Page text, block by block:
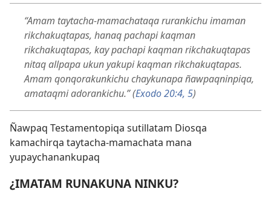
“Amam taytacha-mamachataqa rurankichu imaman
rikchakuqtapas, hanaq pachapi kaqman
rikchakuqtapas, kay pachapi kaqman rikchakuqtapas
nitaq allpapa ukun yakupi kaqman rikchakuqtapas.
Amam qonqorakunkichu chaykunapa ñawpaqninpiqa,
amataqmi adorankichu.” (Exodo 20:4, 5)
Ñawpaq Testamentopiqa sutillatam Diosqa
kamachirqa taytacha-mamachata mana
yupaychanankupaq
¿IMATAM RUNAKUNA NINKU?